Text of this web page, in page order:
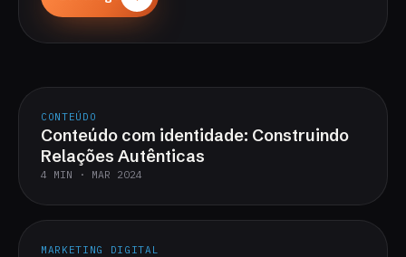
CONTEÚDO
Conteúdo com identidade: Construindo
Relações Autênticas
4 MIN · MAR 2024
MARKETING DIGITAL